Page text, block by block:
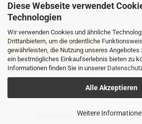
Diese Webseite verwendet
Technologien
Wir verwenden Cookies und ähnliche
Drittanbietern, um die ordentliche
gewährleisten, die Nutzung unseres Angebotes
ein bestmögliches Einkaufserlebnis bieten zu
Informationen finden Sie in unserer
Alle Akzeptieren
Weitere
Abonnieren Sie unseren Newsletter und
Sonderpreisaktion mehr.
Eine Abmeldung ist jederzeit möglich.
Dental-Vertrieb 2000 GmbH